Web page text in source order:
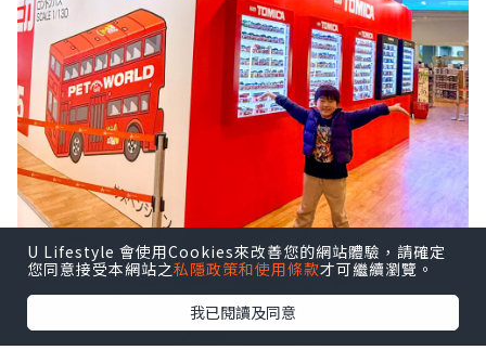
U Lifestyle 會使用Cookies來改善您的網站體驗，請確定
您同意接受本網站之私隱政策和使用條款才可繼續瀏覽。
我已閱讀及同意